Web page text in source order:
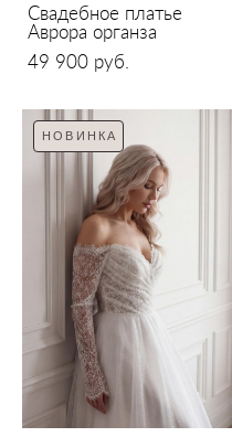
Свадебное платье
Аврора органза
49 900 pуб.
НОВИНКА